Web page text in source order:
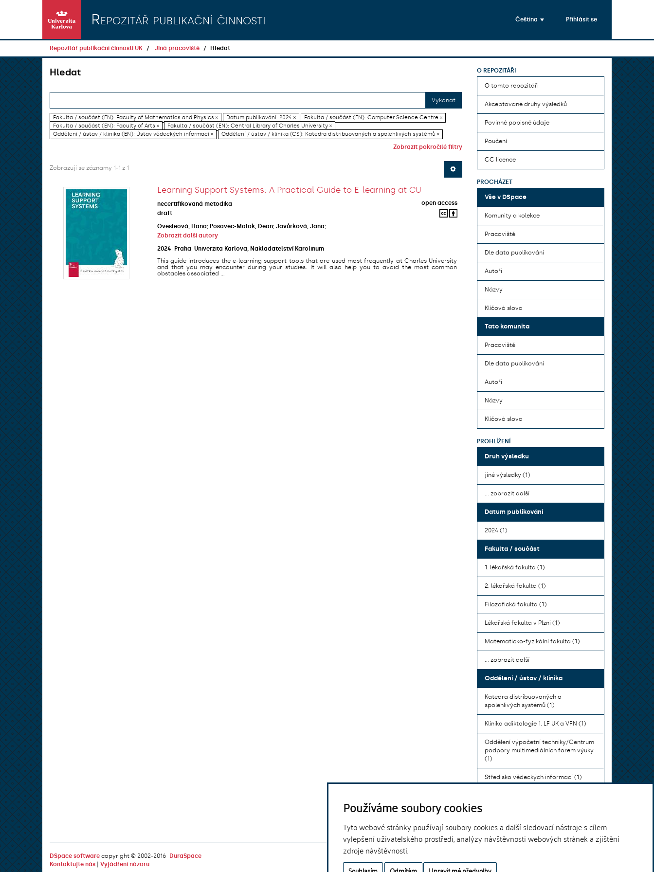
Používáme soubory cookies
Tyto webové stránky používají soubory cookies a další sledovací nástroje s cílem
vylepšení uživatelského prostředí, analýzy návštěvnosti webových stránek a zjištění
zdroje návštěvnosti.
Repozitář publikační činnosti Čeština Přihlásit se
Repozitář publikační činnosti UK Jiná pracoviště Hledat
Hledat
Vykonat
Fakulta / součást (EN): Faculty of Mathematics and Physics × Datum publikování: 2024 ×
Fakulta / součást (EN): Computer Science Centre ×
Fakulta / součást (EN): Faculty of Arts ×
Fakulta / součást (EN): Central Library of Charles University ×
Oddělení / ústav / klinika (EN): Ústav vědeckých informací ×
Oddělení / ústav / klinika (CS): Katedra distribuovaných a spolehlivých systémů ×
Zobrazit pokročilé filtry
Zobrazují se záznamy 1-1 z 1
Learning Support Systems: A Practical Guide to E-learning at CU
necertifikovaná metodika
open access
draft
Ovesleová, Hana; Posavec-Malok, Dean; Javůrková, Jana;
Zobrazit další autory
2024
Praha Univerzita Karlova, Nakladatelství Karolinum
This guide introduces the e-learning support tools that are used most frequently at Charles University
and that you may encounter during your studies. It will also help you to avoid the most common
obstacles associated ...
O REPOZITÁŘI
O tomto repozitáři
Akceptované druhy výsledků
Povinné popisné údaje
Poučení
CC licence
PROCHÁZET
Vše v DSpace
Komunity a kolekce
Pracoviště
Dle data publikování
Autoři
Názvy
Klíčová slova
Tato komunita
Pracoviště
Dle data publikování
Autoři
Názvy
Klíčová slova
PROHLÍŽENÍ
Druh výsledku
jiné výsledky (1)
... zobrazit další
Datum publikování
2024 (1)
Fakulta / součást
1. lékařská fakulta (1)
2. lékařská fakulta (1)
Filozofická fakulta (1)
Lékařská fakulta v Plzni (1)
Matematicko-fyzikální fakulta (1)
... zobrazit další
Oddělení / ústav / klinika
Katedra distribuovaných a
spolehlivých systémů (1)
Klinika adiktologie 1. LF UK a VFN (1)
Oddělení výpočetní techniky/Centrum
podpory multimediálních forem výuky
(1)
Středisko vědeckých informací (1)
DSpace software copyright © 2002-2016
DuraSpace
Kontaktujte nás
Vyjádření názoru